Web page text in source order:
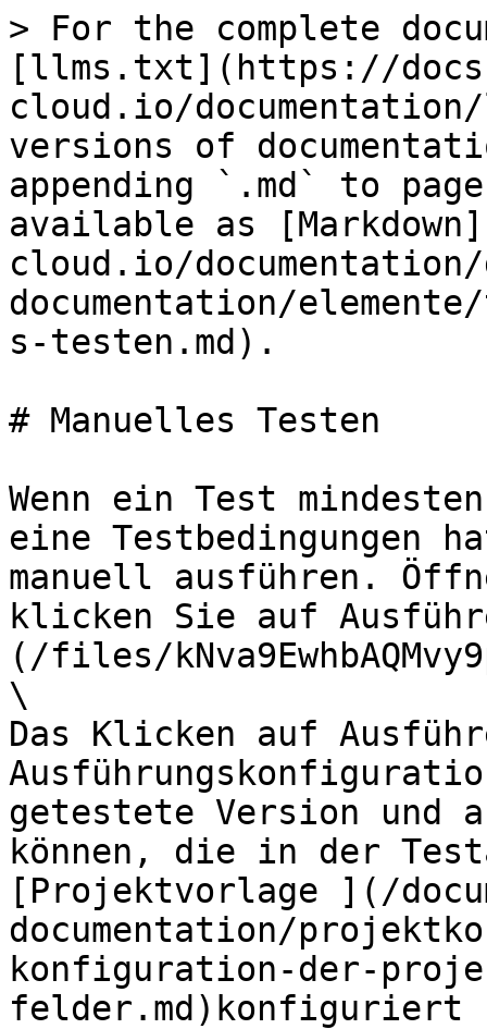
> For the complete
[llms.txt](https://
cloud.io/
versions of
appending `.md` to
available as
cloud.io/
documentation/
s-testen.md).
# Manuelles Testen
Wenn ein Test
eine Testbedingungen
manuell ausführen.
klicken Sie auf
(/files/
\
Das Klicken auf
getestete Version und
können, die in der
[Projektvorlage ](/
documentation/
konfiguration-der-
felder.md)konfiguriert